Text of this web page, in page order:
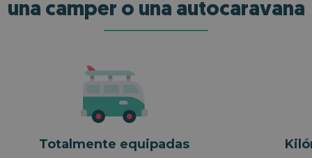
una camper o una autocaravana
Totalmente equipadas